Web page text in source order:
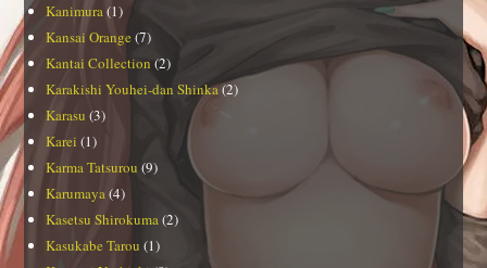
Kanimura(1)
Kansai Orange (7)
Kantai Collection (2)
Karakishi Youhei-dan Shinka(2)
Karasu (3)
Karei (1)
Karma Tatsurou (9)
Karumaya(4)
Kasetsu Shirokuma(2)
Kasukabe Tarou (1)